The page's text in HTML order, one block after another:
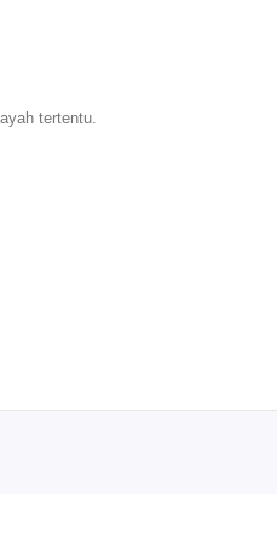
tertentu.